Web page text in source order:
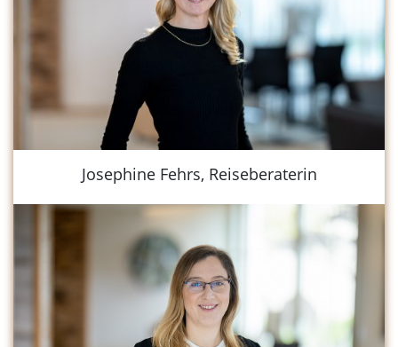
Josephine Fehrs, Reiseberaterin